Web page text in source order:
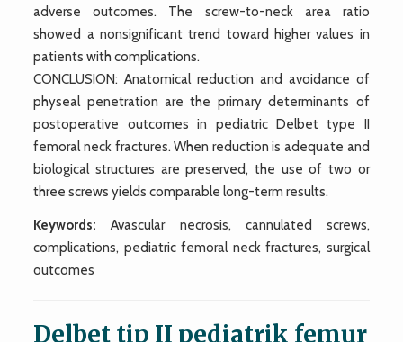
adverse outcomes. The screw-to-neck area ratio
showed a nonsignificant trend toward higher values in
patients with complications.
CONCLUSION: Anatomical reduction and avoidance of
physeal penetration are the primary determinants of
postoperative outcomes in pediatric Delbet type II
femoral neck fractures. When reduction is adequate and
biological structures are preserved, the use of two or
three screws yields comparable long-term results.
Keywords: Avascular necrosis, cannulated screws,
complications, pediatric femoral neck fractures, surgical
outcomes
Delbet tip II pediatrik femur